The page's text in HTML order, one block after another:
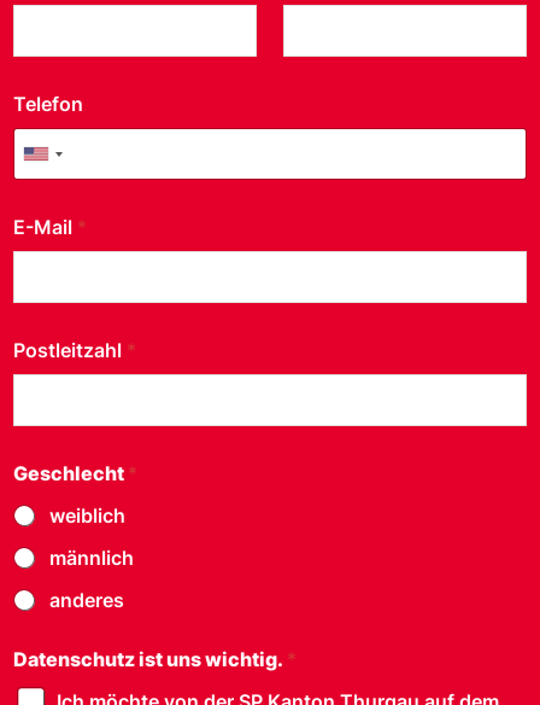
Kontakt
SP Thurgau
Parteisekretariat
8500 Frauenfeld
Sektionen
Telefon
United States +1
E-Mail *
Postleitzahl *
Geschlecht *
weiblich
männlich
anderes
Datenschutz ist uns wichtig. *